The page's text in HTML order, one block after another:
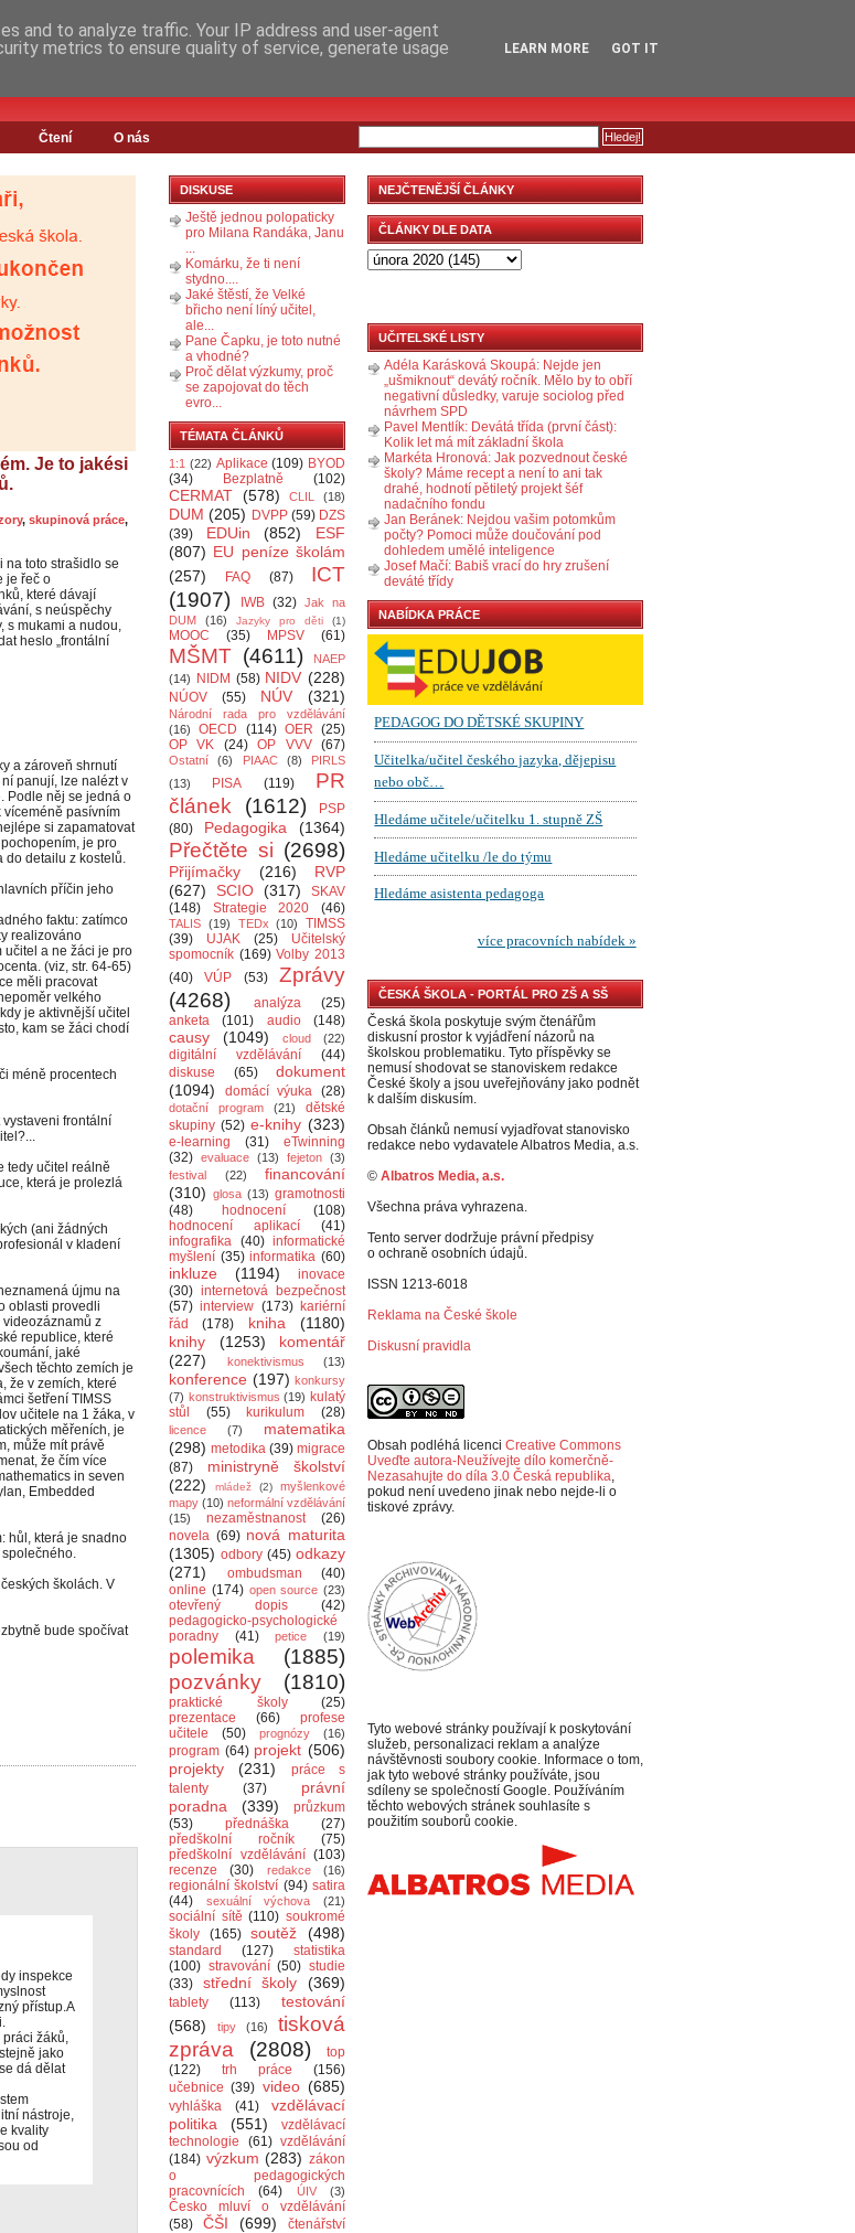
Čtení O nás
Je to jakési
, skupinová práce,
na toto strašidlo se
je řeč o
které dávají
s neúspěchy
s mukami a nudou,
heslo „frontální
a zároveň shrnutí
panují, lze nalézt v
Podle něj se jedná o
víceméně pasívním
si zapamatovat
je pro
do detailu z kostelů.
příčin jeho
faktu: zatímco
realizováno
učitel a ne žáci je pro
(viz, str. 64-65)
měli pracovat
velkého
je aktivnější učitel
kam se žáci chodí
méně procentech
frontální
tedy učitel reálně
která je prolezlá
(ani žádných
v kladení
újmu na
oblasti provedli
videozáznamů z
republice, které
jaké
těchto zemích je
že v zemích, které
šetření TIMSS
učitele na 1 žáka, v
měřeních, je
může mít právě
že čím více
in seven
Embedded
hůl, která je snadno
školách. V
bude spočívat
inspekce
přístup.A
práci žáků,
jako
dá dělat
nástroje,
kvality
od
DISKUSE
Ještě jednou polopaticky
pro Milana Randáka, Janu
...
Komárku, že ti není
stydno....
Jaké štěstí, že Velké
břicho není líný učitel,
ale...
Pane Čapku, je toto nutné
a vhodné?
Proč dělat výzkumy, proč
se zapojovat do těch
evro...
TÉMATA ČLÁNKŮ
1:1 (22) Aplikace (109) BYOD
(34)
Bezplatně (102)
CERMAT (578) CLIL (18)
DUM (205) DVPP (59) DZS
(39)
EDUin (852)
ESF
(807) EU peníze školám
(257)
FAQ (87)
ICT
(1907)
IWB (32) Jak na
DUM
(16) Jazyky pro děti (1)
MOOC (35) MPSV (61)
MŠMT (4611)
NAEP
(14)
NIDM (58) NIDV (228)
NÚOV (55) NÚV (321)
Národní rada pro vzdělávání
(16)
OECD (114) OER (25)
OP VK
(24) OP VVV (67)
Ostatní (6) PIAAC (8)
PIRLS
(13)
PISA (119)
PR
článek
(1612)
PSP
(80)
Pedagogika (1364)
Přečtěte si (2698)
Přijímačky (216)
RVP
(627)
SCIO (317)
SKAV
(148)
Strategie 2020 (46)
TALIS (19) TEDx (10)
TIMSS
(39)
UJAK (25)
Učitelský
spomocník (169) Volby 2013
(40)
VÚP (53)
Zprávy
(4268)
analýza
(25)
anketa
(101) audio (148)
causy (1049) cloud (22)
digitální vzdělávání
(44)
diskuse
(65)
dokument
(1094)
domácí výuka (28)
dotační program (21)
dětské
skupiny (52) e-knihy (323)
e-learning (31)
eTwinning
(32) evaluace (13) fejeton (3)
festival
(22)
financování
(310) glosa (13) gramotnosti
(48)
hodnocení
(108)
hodnocení aplikací
(41)
infografika (40) informatické
myšlení (35) informatika (60)
inkluze (1194)
inovace
(30) internetová bezpečnost
(57) interview (173) kariérní
řád
(178) kniha
(1180)
knihy
(1253)
komentář
(227)
konektivismus (13)
konference (197) konkursy
(7) konstruktivismus (19) kulatý
stůl
(55) kurikulum (28)
licence (7)
matematika
(298) metodika (39) migrace
(87)
ministryně školství
(222)
mládež (2)
myšlenkové
mapy (10) neformální vzdělávání
(15)
nezaměstnanost
(26)
novela (69) nová maturita
(1305) odbory (45) odkazy
(271)
ombudsman
(40)
online (174) open source (23)
otevřený dopis
(42)
pedagogicko-psychologické
poradny
(41) petice (19)
polemika
(1885)
pozvánky
(1810)
praktické školy
(25)
prezentace
(66)
profese
učitele
(50) prognózy (16)
program (64) projekt (506)
projekty
(231)
práce s
talenty
(37)
právní
poradna
(339)
průzkum
(53)
přednáška
(27)
předškolní ročník
(75)
předškolní vzdělávání (103)
recenze
(30) redakce (16)
regionální školství (94) satira
(44)
sexuální výchova (21)
sociální sítě (110) soukromé
školy
(165) soutěž (498)
standard (127)
statistika
(100) stravování (50) studie
(33)
střední školy (369)
tablety (113)
testování
(568)
tipy (16)
tisková
zpráva
(2808)
top
(122)
trh práce
(156)
učebnice (39) video (685)
vyhláška (41)
vzdělávací
politika
(551)
vzdělávací
technologie
(61) vzdělávání
(184) výzkum (283) zákon
o pedagogických
pracovnících
(64) ÚIV (3)
Česko mluví o vzdělávání
(58)
ČŠI (699)
čtenářství
NEJČTENĚJŠÍ ČLÁNKY
ČLÁNKY DLE DATA
UČITELSKÉ LISTY
Adéla Karásková Skoupá: Nejde jen
„ušmiknout“ devátý ročník. Mělo by to obří
negativní důsledky, varuje sociolog před
návrhem SPD
Pavel Mentlík: Devátá třída (první část):
Kolik let má mít základní škola
Markéta Hronová: Jak pozvednout české
školy? Máme recept a není to ani tak
drahé, hodnotí pětiletý projekt šéf
nadačního fondu
Jan Beránek: Nejdou vašim potomkům
počty? Pomoci může doučování pod
dohledem umělé inteligence
Josef Mačí: Babiš vrací do hry zrušení
deváté třídy
NABÍDKA PRÁCE
ČESKÁ ŠKOLA - PORTÁL PRO ZŠ A SŠ
Česká škola poskytuje svým čtenářům
diskusní prostor k vyjádření názorů na
školskou problematiku. Tyto příspěvky se
nemusí shodovat se stanoviskem redakce
České školy a jsou uveřejňovány jako podnět
k dalším diskusím.
Obsah článků nemusí vyjadřovat stanovisko
redakce nebo vydavatele Albatros Media, a.s.
© Albatros Media, a.s.
Všechna práva vyhrazena.
Tento server dodržuje právní předpisy
o ochraně osobních údajů.
ISSN 1213-6018
Reklama na České škole
Diskusní pravidla
Obsah podléhá licenci Creative Commons
Uveďte autora-Neužívejte dílo komerčně-
Nezasahujte do díla 3.0 Česká republika,
pokud není uvedeno jinak nebo nejde-li o
tiskové zprávy.
Tyto webové stránky používají k poskytování
služeb, personalizaci reklam a analýze
návštěvnosti soubory cookie. Informace o tom,
jak tyto webové stránky používáte, jsou
sdíleny se společností Google. Používáním
těchto webových stránek souhlasíte s
použitím souborů cookie.
and to analyze traffic. Your IP address and user-agent
metrics to ensure quality of service, generate usage
LEARN MORE GOT IT